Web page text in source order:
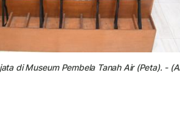
di Museum Pembela Tanah Air (Peta). -